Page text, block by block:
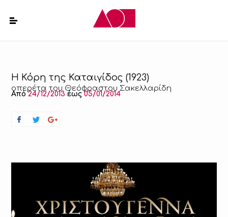
Η Κόρη της Καταιγίδος (1923)
οπερέτα του Θεόφραστου Σακελλαρίδη
Από24/12/2013 έως05/01/2014